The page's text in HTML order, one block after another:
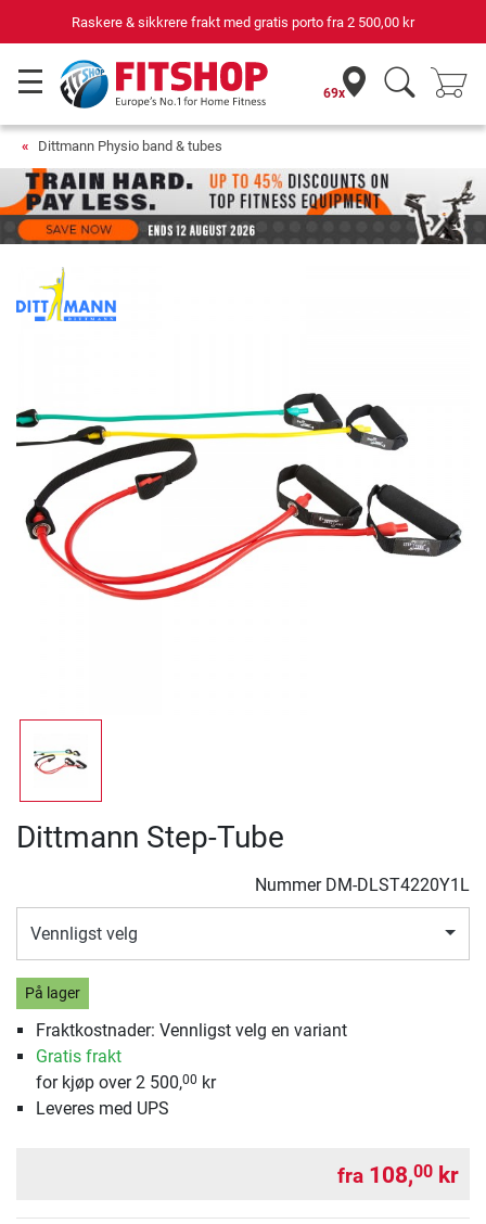
Raskere & sikkrere frakt med gratis porto fra 2 500,00 kr
69x
Dittmann Physio band & tubes
Dittmann Step-Tube
Nummer DM-DLST4220Y1L
Vennligst velg
På lager
Fraktkostnader: Vennligst velg en variant
Gratis frakt
for kjøp over 2 500,00 kr
Leveres med UPS
fra 108,00 kr